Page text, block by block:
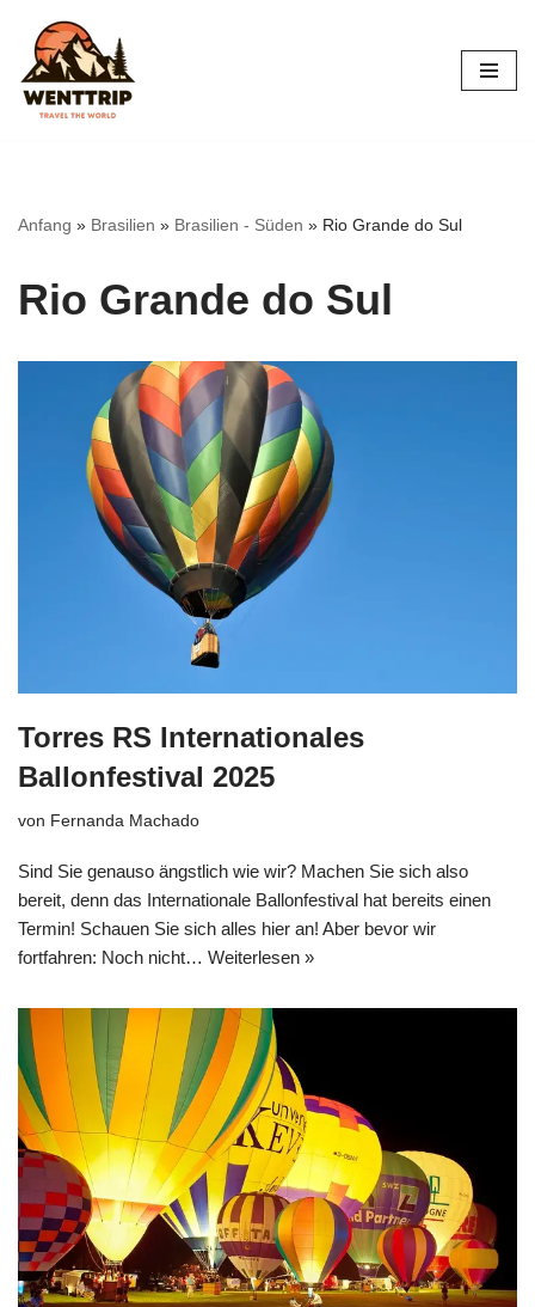
Zum
Inhalt
springen
Anfang » Brasilien » Brasilien - Süden » Rio Grande do Sul
Rio Grande do Sul
Torres RS Internationales
Ballonfestival 2025
von Fernanda Machado
Sind Sie genauso ängstlich wie wir? Machen Sie sich also
bereit, denn das Internationale Ballonfestival hat bereits einen
Termin! Schauen Sie sich alles hier an! Aber bevor wir
fortfahren: Noch nicht… Weiterlesen »